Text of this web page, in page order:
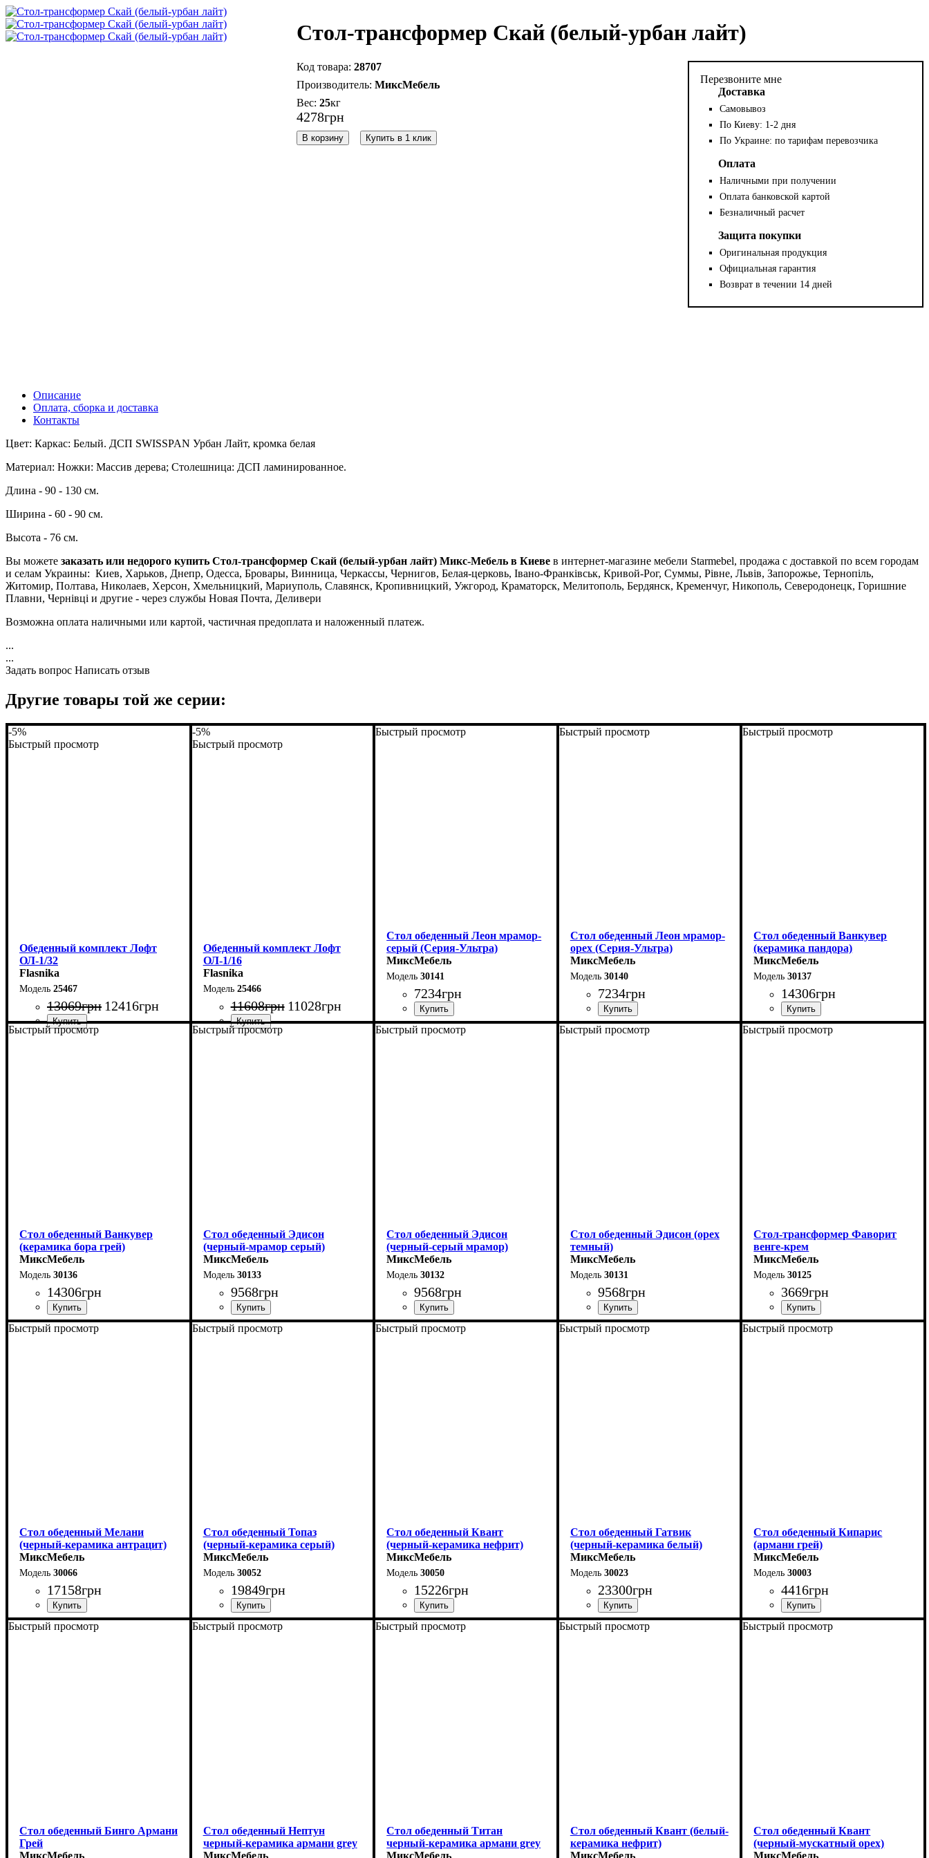
Стол-трансформер Скай (белый-урбан лайт)
28707
МиксМебель
25кг
4278грн
В корзину Купить в 1 клик
Перезвоните мне
Доставка
Самовывоз
По Киеву: 1-2 дня
По Украине: по тарифам перевозчика
Оплата
Наличными при получении
Оплата банковской картой
Безналичный расчет
Защита покупки
Оригинальная продукция
Официальная гарантия
Возврат в течении 14 дней
Описание
Оплата, сборка и доставка
Контакты
Цвет: Каркас: Белый. ДСП SWISSPAN Урбан Лайт, кромка белая
Материал: Ножки: Массив дерева; Столешница: ДСП ламинированное.
Длина - 90 - 130 см.
Ширина - 60 - 90 см.
Высота - 76 см.
Вы можете заказать или недорого купить Стол-трансформер Скай (белый-урбан лайт) Микс-Мебель в Киеве в интернет-магазине мебели Starmebel, продажа с доставкой по всем городам
и селам Украины: Киев, Харьков, Днепр, Одесса, Бровары, Винница, Черкассы, Чернигов, Белая-церковь, Івано-Франківськ, Кривой-Рог, Суммы, Рівне, Львів, Запорожье, Тернопіль,
Житомир, Полтава, Николаев, Херсон, Хмельницкий, Мариуполь, Славянск, Кропивницкий, Ужгород, Краматорск, Мелитополь, Бердянск, Кременчуг, Никополь, Северодонецк, Горишние
Плавни, Чернівці и другие - через службы Новая Почта, Деливери
Возможна оплата наличными или картой, частичная предоплата и наложенный платеж.
...
...
Задать вопрос Написать отзыв
Другие товары той же серии:
-5%
Быстрый просмотр
Обеденный комплект Лофт
ОЛ-1/32
Flasnika
25467
13069грн 12416грн
-5%
Быстрый просмотр
Обеденный комплект Лофт
ОЛ-1/16
Flasnika
25466
11608грн 11028грн
Быстрый просмотр
Стол обеденный Леон мрамор-
серый (Серия-Ультра)
МиксМебель
30141
7234грн
Быстрый просмотр
Стол обеденный Леон мрамор-
орех (Серия-Ультра)
МиксМебель
30140
7234грн
Быстрый просмотр
Стол обеденный Ванкувер
(керамика пандора)
МиксМебель
30137
14306грн
Быстрый просмотр
Стол обеденный Ванкувер
(керамика бора грей)
МиксМебель
30136
14306грн
Быстрый просмотр
Стол обеденный Эдисон
(черный-мрамор серый)
МиксМебель
30133
9568грн
Быстрый просмотр
Стол обеденный Эдисон
(черный-серый мрамор)
МиксМебель
30132
9568грн
Быстрый просмотр
Стол обеденный Эдисон (орех
темный)
МиксМебель
30131
9568грн
Быстрый просмотр
Стол-трансформер Фаворит
венге-крем
МиксМебель
30125
3669грн
Быстрый просмотр
Стол обеденный Мелани
(черный-керамика антрацит)
МиксМебель
30066
17158грн
Быстрый просмотр
Стол обеденный Топаз
(черный-керамика серый)
МиксМебель
30052
19849грн
Быстрый просмотр
Стол обеденный Квант
(черный-керамика нефрит)
МиксМебель
30050
15226грн
Быстрый просмотр
Стол обеденный Гатвик
(черный-керамика белый)
МиксМебель
30023
23300грн
Быстрый просмотр
Стол обеденный Кипарис
(армани грей)
МиксМебель
30003
4416грн
Быстрый просмотр
Стол обеденный Бинго Армани
Грей
МиксМебель
Быстрый просмотр
Стол обеденный Нептун
черный-керамика армани grey
МиксМебель
Быстрый просмотр
Стол обеденный Титан
черный-керамика армани grey
МиксМебель
Быстрый просмотр
Стол обеденный Квант (белый-
керамика нефрит)
МиксМебель
Быстрый просмотр
Стол обеденный Квант
(черный-мускатный орех)
МиксМебель